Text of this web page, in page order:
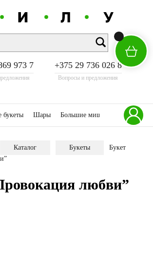
973 7 +375 29 736 026 8
Вопросы и предложения
букеты Шары Большие мишки Акции
Каталог Букеты
Букет
любви”